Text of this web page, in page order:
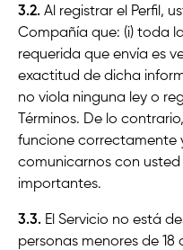
3.2. Al registrar el Perfil,
Compañía que: (i) toda
requerida que envía es
exactitud de dicha
no viola ninguna ley o
Términos. De lo
funcione correctamente
comunicarnos con
importantes.
3.3. El Servicio no está
personas menores de 18